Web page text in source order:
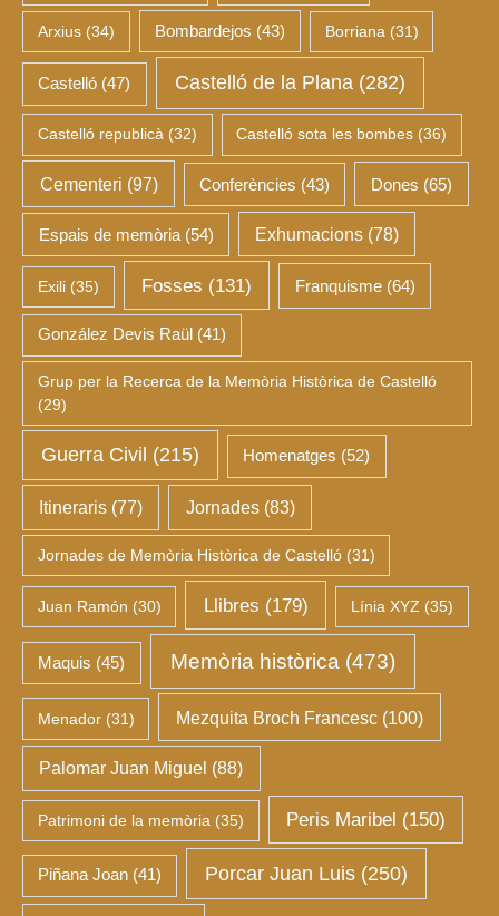
Arxius(34) Bombardejos (43) Borriana (31)
Castelló (47) Castelló de la Plana(282)
Castelló republicà(32) Castelló sota les bombes (36)
Cementeri (97) Conferències (43) Dones (65)
Espais de memòria(54) Exhumacions (78)
Exili(35) Fosses (131) Franquisme(64)
González Devis Raül (41)
Grup per la Recerca de la Memòria Històrica de Castelló
(29)
Guerra Civil (215) Homenatges (52)
Itineraris (77) Jornades(83)
Jornades de Memòria Històrica de Castelló(31)
Juan Ramón (30) Llibres (179) Línia XYZ (35)
Maquis (45) Memòria històrica (473)
Menador(31) Mezquita Broch Francesc(100)
Palomar Juan Miguel (88)
Patrimoni de la memòria (35) Peris Maribel (150)
Piñana Joan (41) Porcar Juan Luis (250)